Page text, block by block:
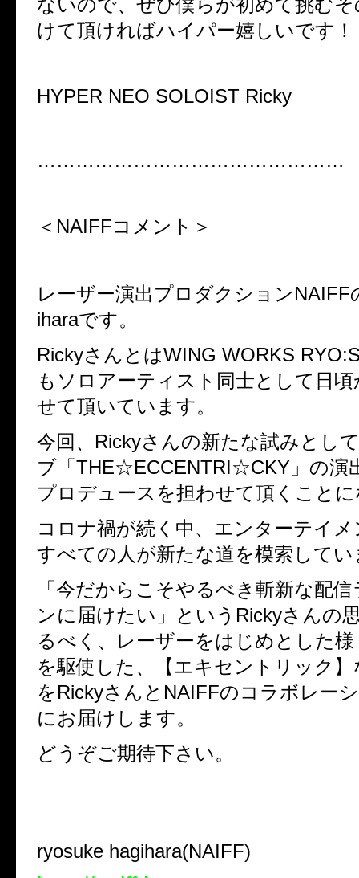
けて頂ければハイパー嬉しいです！
HYPER NEO SOLOIST Ricky
…………………………………………
＜ NAIFFコメント＞
レーザー演出プロダクションNAIFF
iharaです。
RickyさんとはWING WORKS
もソロアーティスト同士として日
せて頂いています。
今回、 Rickyさんの新たな試みとし
ブ「THE☆ECCENTRI☆CKY 」の演
プロデュースを担わせて頂くこと
コロナ禍が続く中、エンターテイ
すべての人が新たな道を模索してい
「今だからこそやるべき斬新な配
ンに届けたい」という Rickyさんの
るべく、レーザーをはじめとした
を駆使した、【エキセントリック
をRickyさんと NAIFFのコラボレー
にお届けします。
どうぞご期待下さい。
ryosuke hagihara(NAIFF)